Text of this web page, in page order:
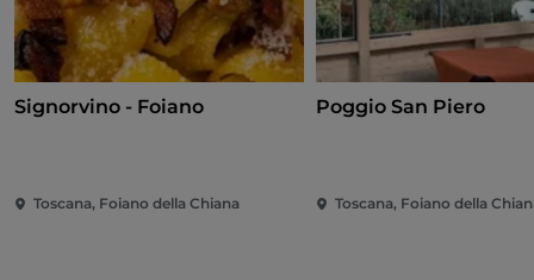
Signorvino - Foiano
Toscana, Foiano della Chiana
Poggio San Piero
Toscana, Foiano della